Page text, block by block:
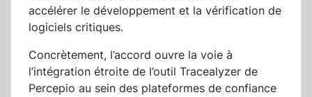
accélérer le développement et la vérification de
logiciels critiques.
Concrètement, l’accord ouvre la voie à
l’intégration étroite de l’outil Tracealyzer de
Percepio au sein des plateformes de confiance